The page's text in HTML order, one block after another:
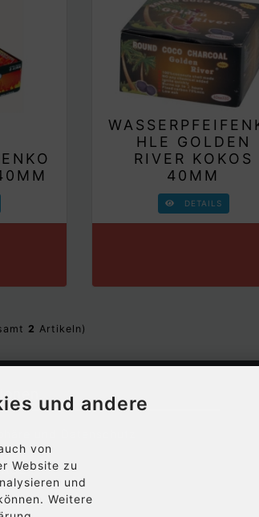
HLE GOLDEN
RIVER KOKOS
40MM
DETAILS
2 Artikeln)
und andere
von
Website zu
und
Weitere